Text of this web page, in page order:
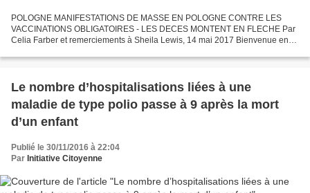
POLOGNE MANIFESTATIONS DE MASSE EN POLOGNE CONTRE LES
VACCINATIONS OBLIGATOIRES - LES DECES MONTENT EN FLECHE Par
Celia Farber et remerciements à Sheila Lewis, 14 mai 2017 Bienvenue en
Le nombre d’hospitalisations liées à une
maladie de type polio passe à 9 après la mort
d’un enfant
Publié le 30/11/2016 à 22:04
Par Initiative Citoyenne